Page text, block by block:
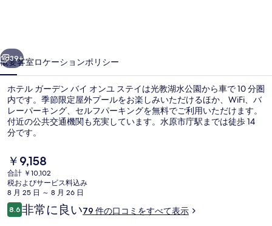
バ
イ
オ
ン
ユ
ス
テ
イ
の
39+
概要客室ロケーションポリシー
ホテル ガーデン バイ オンユ ステイは光教湖水公園から車で 10 分圏
内です。季節限定屋外プールをお楽しみいただけるほか、WiFi、バ
レーパーキング、セルフパーキングを無料でご利用いただけます。
付近の公共交通機関も充実しています。水原市庁駅までは徒歩 14
分です。
現
在
の
料
金
は
￥9,158
合計 ￥10,102
税およびサービス料込み
8 月 25 日 ～ 8 月 26 日
口
コ
8.610段階中8.6
非常に良い79 件の口コミをすべて表示